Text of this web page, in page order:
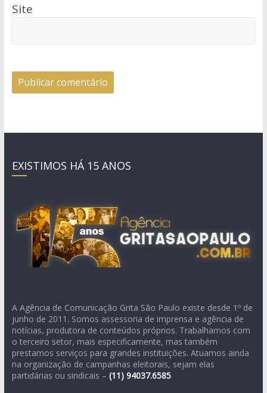
Site
EXISTIMOS HÁ 15 ANOS
A Agência de Comunicação Grita São Paulo existe desde 1º de
junho de 2011. Somos assessoria de imprensa e agência de
notícias, produtora de conteúdos próprios. Trabalhamos com
o terceiro setor, mais especificamente, mas também
prestamos serviços para grandes instituições. Atuamos ainda
na organização de campanhas eleitorais, sejam elas
partidárias ou sindicais – (11) 94037.6585